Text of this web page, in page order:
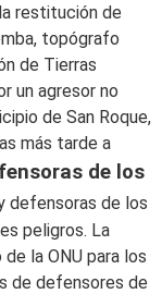
restitución de
topógrafo
de Tierras
un agresor no
de San Roque,
más tarde a
de los
defensoras de los
peligros. La
la ONU para los
de defensores de